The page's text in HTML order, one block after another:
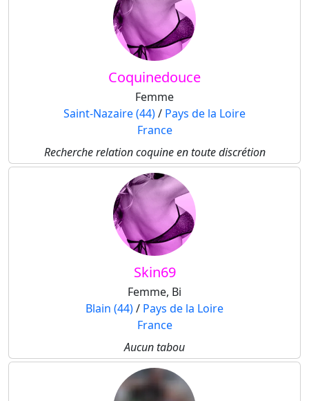
Coquinedouce
Femme
Saint-Nazaire (44)/ Pays de la Loire
France
Recherche relation coquine en toute discrétion
Skin69
Femme, Bi
Blain (44)/ Pays de la Loire
France
Aucun tabou